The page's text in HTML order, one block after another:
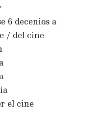
6 decenios a
/ del cine
el cine